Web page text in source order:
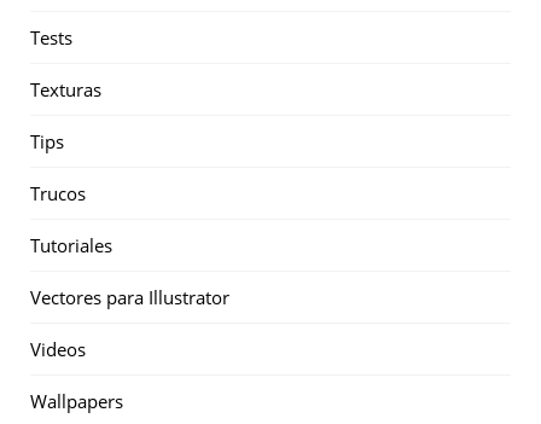
Tests
Texturas
Tips
Trucos
Tutoriales
Vectores para Illustrator
Videos
Wallpapers